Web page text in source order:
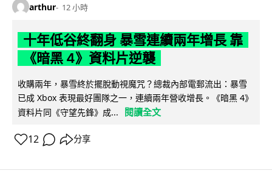
arthur 12 小時
十年低谷終翻身 暴雪連續兩年增長 靠
《暗黑 4》資料片逆襲
收購兩年，暴雪終於擺脫動視魔咒？總裁內部電郵流出：暴雪
已成 Xbox 表現最好團隊之一，連續兩年營收增長。《暗黑 4》
資料片同《守望先鋒》成...
閱讀全文
12 分享